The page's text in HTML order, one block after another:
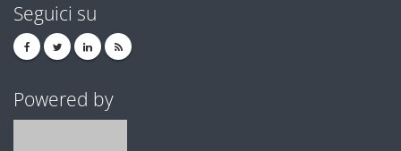
Seguici su
Powered by